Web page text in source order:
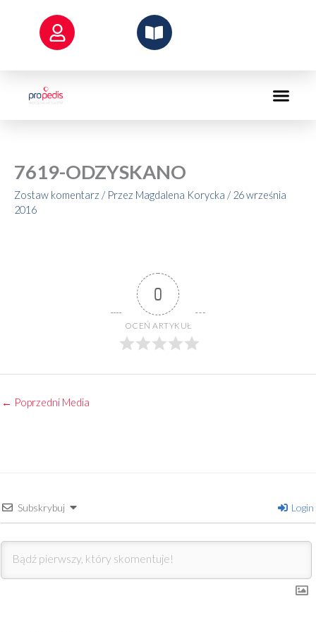
7619-ODZYSKANO
Zostaw komentarz / Przez Magdalena Korycka / 26 września
2016
0
OCEŃ ARTYKUŁ
← Poprzedni Media
Subskrybuj Login